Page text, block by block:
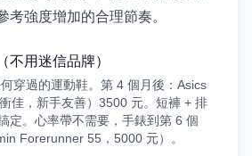
考強度增加的合理節奏。
不用迷信品牌）
穿過的運動鞋。第 4 個月後：Asics
佳，新手友善）3500 元。短褲 + 排
定。心率帶不需要，手錶到第 6 個
Forerunner 55，5000 元）。